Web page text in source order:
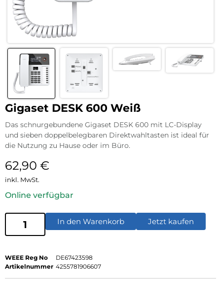
Gigaset DESK 600 Weiß
Das schnurgebundene Gigaset DESK 600 mit LC-Display
und sieben doppelbelegbaren Direktwahltasten ist ideal für
die Nutzung zu Hause oder im Büro.
62,90 €
inkl. MwSt.
Online verfügbar
In den Warenkorb Jetzt kaufen
WEEE Reg No
DE67423598
Artikelnummer 4255781906607